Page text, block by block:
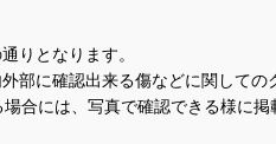
りとなります。
に確認出来る傷などに関して
合には、写真で確認できる様に